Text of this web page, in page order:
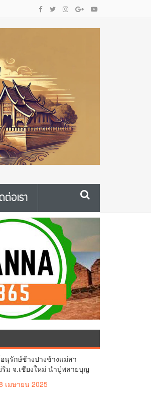
อเรา
นุรักษ์ช้างปางช้างแม่สา
ริม จ.เชียงใหม่ นำปู่พลายบุญ
ยกว่า 65 ปี เข้าสู่บ้านพักช้าง
พื่อพักผ่อนเต็มที่
เมษายน 2025